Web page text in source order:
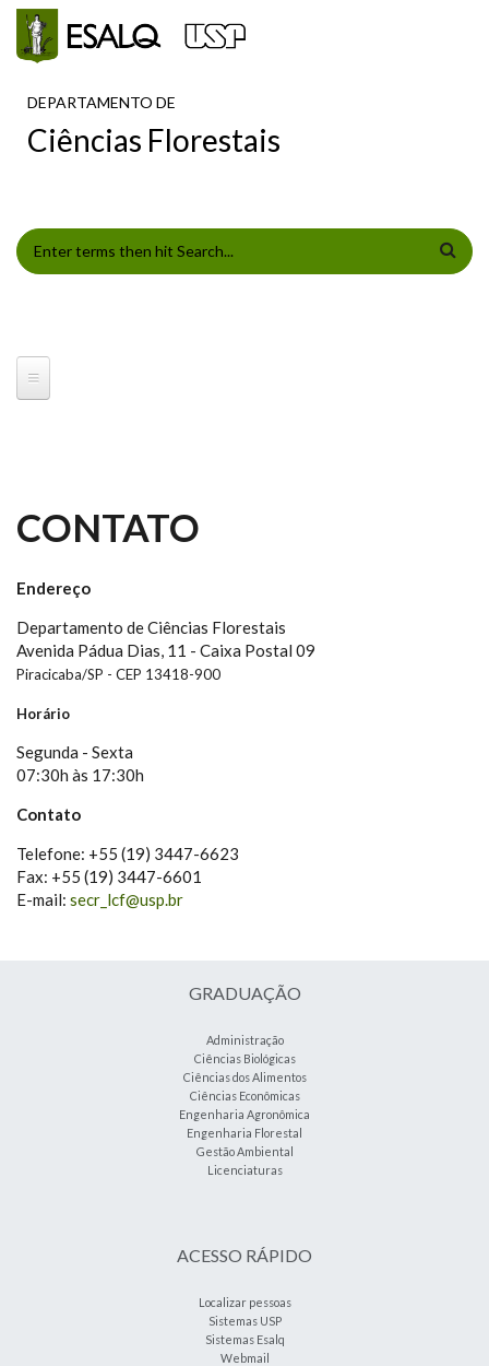
Pular para o conteúdo principal
DEPARTAMENTO DE
Ciências Florestais
FORMULÁRIO DE BUSCA
CONTATO
Endereço
Departamento de Ciências Florestais
Avenida Pádua Dias, 11 - Caixa Postal 09
Piracicaba/SP - CEP 13418-900
Horário
Segunda - Sexta
07:30h às 17:30h
Contato
Telefone: +55 (19) 3447-6623
Fax: +55 (19) 3447-6601
E-mail: secr_lcf@usp.br
GRADUAÇÃO
Administração
Ciências Biológicas
Ciências dos Alimentos
Ciências Econômicas
Engenharia Agronômica
Engenharia Florestal
Gestão Ambiental
Licenciaturas
ACESSO RÁPIDO
Localizar pessoas
Sistemas USP
Sistemas Esalq
Webmail